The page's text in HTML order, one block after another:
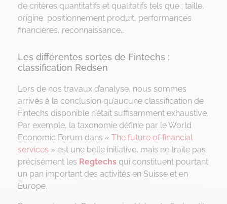
de critères quantitatifs et qualitatifs tels que : taille,
origine, positionnement produit, performances
financières, reconnaissance…
Les différentes sortes de Fintechs :
classification Redsen
Lors de nos travaux d’analyse, nous sommes
arrivés à la conclusion qu’aucune classification de
Fintechs disponible n’était suffisamment exhaustive.
Par exemple, la taxonomie définie par le World
Economic Forum dans « The future of financial
services » est une belle initiative, mais ne traite pas
précisément les Regtechs qui constituent pourtant
un pan important des activités en Suisse et en
Europe.